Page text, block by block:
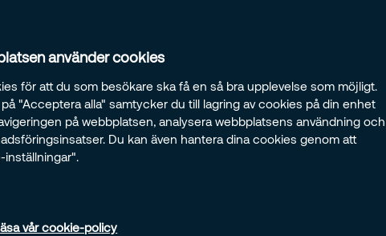
använder cookies
för att du som besökare ska få en så bra upplevelse som möjligt.
"Acceptera alla" samtycker du till lagring av cookies på din enhet
på webbplatsen, analysera webbplatsens användning och
Du kan även hantera dina cookies genom att
inställningar".
vår cookie-policy